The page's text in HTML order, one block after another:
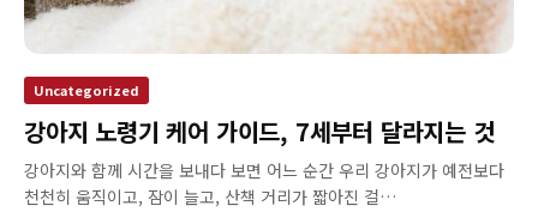
Uncategorized
강아지 노령기 케어 가이드, 7세부터 달라지는 것
강아지와 함께 시간을 보내다 보면 어느 순간 우리 강아지가 예전보다
천천히 움직이고, 잠이 늘고, 산책 거리가 짧아진 걸…